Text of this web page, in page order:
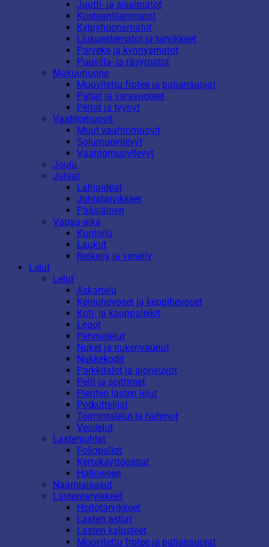
Juutti- ja sisalmatot
Kosteantilanmatot
Kylpyhuonematot
Liukuestematot ja tarvikkeet
Parveke ja kynnysmatot
Puuvilla- ja räsymatot
Makuuhuone
Muovitettu frotee ja patjansuojat
Patjat ja varavuoteet
Peitot ja tyynyt
Vaahtomuovit
Muut vaahtomuovit
Solumuovilevyt
Vaahtomuovilevyt
Joulu
Juhlat
Lahjaideat
Juhlatarvikkeet
Pääsiäinen
Vapaa-aika
Kuntoilu
Laukut
Retkeily ja veneily
Lelut
Lelut
Askartelu
Keinuhevoset ja keppihevoset
Koti- ja kauppaleikit
Legot
Pehmolelut
Nuket ja nukenvaunut
Nukkekodit
Parkkitalot ja ajoneuvot
Pelit ja soittimet
Pienten lasten lelut
Potkuttelijat
Toimintalelut ja hahmot
Vesilelut
Lastenjuhlat
Foliopallot
Kertakäyttöastiat
Halloween
Naamiaisasut
Lastentarvikkeet
Hoitotarvikkeet
Lasten astiat
Lasten kalusteet
Muovitettu frotee ja patjansuojat